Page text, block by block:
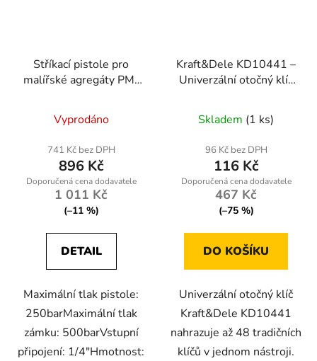
Stříkací pistole pro
malířské agregáty PM-
1500M
Vyprodáno
741 Kč bez DPH
896 Kč
1 011 Kč
(–11 %)
DETAIL
Maximální tlak pistole:
250barMaximální tlak
zámku: 500barVstupní
připojení: 1/4″Hmotnost:
Kraft&Dele KD10441 –
Univerzální otočný klíč
Skladem (1 ks)
96 Kč bez DPH
116 Kč
467 Kč
(–75 %)
DO KOŠÍKU
Univerzální otočný klíč
Kraft&Dele KD10441
nahrazuje až 48 tradičních
klíčů v jednom nástroji.